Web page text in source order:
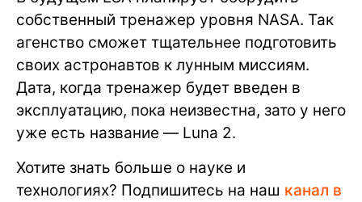
собственный тренажер уровня NASA. Так
агенство сможет тщательнее подготовить
своих астронавтов к лунным миссиям.
Дата, когда тренажер будет введен в
эксплуатацию, пока неизвестна, зато у него
уже есть название — Luna 2.
Хотите знать больше о науке и
технологиях? Подпишитесь на наш канал в